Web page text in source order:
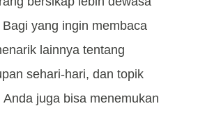
yang ingin membaca
lainnya tentang
sehari-hari, dan topik
juga bisa menemukan